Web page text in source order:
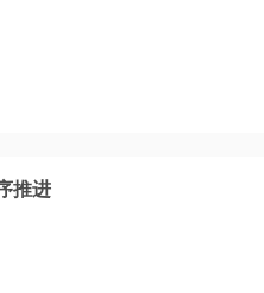
推进